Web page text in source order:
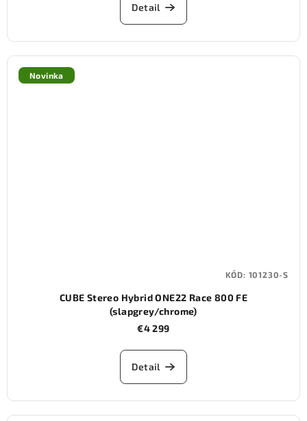
Detail
Novinka
CUBE Stereo Hybrid ONE22 Race 800 FE
(slapgrey/chrome)
€4 299
Detail
KÓD: 101230-S